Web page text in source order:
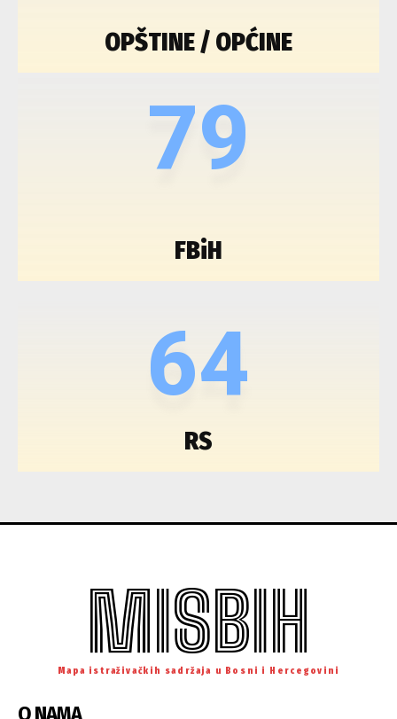
OPŠTINE / OPĆINE
79
FBiH
64
RS
MISBIH
Mapa istraživačkih sadržaja u Bosni i Hercegovini
O NAMA